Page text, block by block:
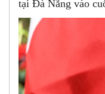
tại Đà Nẵng vào